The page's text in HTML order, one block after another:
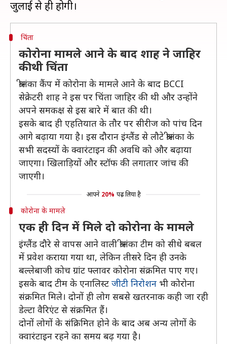
चिंता
कोरोना मामले आने के बाद शाह ने जाहिर
की थी चिंता
श्रीलंका कैंप में कोरोना के मामले आने के बाद BCCI
सेक्रेटरी शाह ने इस पर चिंता जाहिर की थी और उन्होंने
अपने समकक्ष से इस बारे में बात की थी।
इसके बाद ही एहतियात के तौर पर सीरीज को पांच दिन
आगे बढ़ाया गया है। इस दौरान इंग्लैंड से लौटे श्रीलंका के
सभी सदस्यों के क्वारंटाइन की अवधि को और बढ़ाया
जाएगा। खिलाड़ियों और स्टॉफ की लगातार जांच की
जाएगी।
आपने 20% पढ़ लिया है
कोरोना के मामले
एक ही दिन में मिले दो कोरोना के मामले
इंग्लैंड दौरे से वापस आने वाली श्रीलंका टीम को सीधे बबल
में प्रवेश कराया गया था, लेकिन तीसरे दिन ही उनके
बल्लेबाजी कोच ग्रांट फ्लावर कोरोना संक्रमित पाए गए।
इसके बाद टीम के एनालिस्ट जीटी निरोशन भी कोरोना
संक्रमित मिले। दोनों ही लोग सबसे खतरनाक कही जा रही
डेल्टा वैरिएंट से संक्रमित हैं।
दोनों लोगों के संक्रिमित होने के बाद अब अन्य लोगों के
क्वारंटाइन रहने का समय बढ़ गया है।